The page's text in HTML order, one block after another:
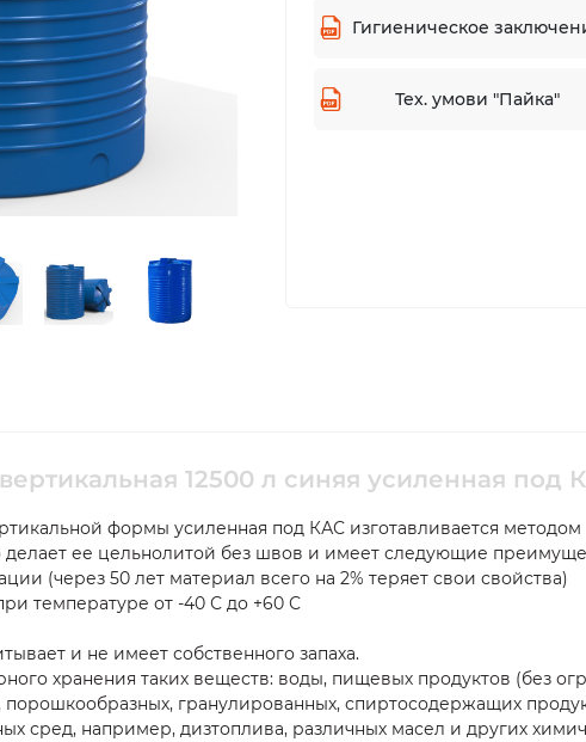
Гигиеническое
Тех. умови "Пайка"
12500 л синяя усиленная под
формы усиленная под КАС изготавливается методом
ее цельнолитой без швов и имеет следующие
(через 50 лет материал всего на 2% теряет свои свойства)
температуре от -40 С до +60 С
и не имеет собственного запаха.
хранения таких веществ: воды, пищевых продуктов (без
гранулированных, спиртосодержащих
сред, например, дизтоплива, различных масел и других